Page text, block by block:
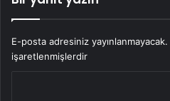
E-posta adresiniz yayınlanmayacak.
işaretlenmişlerdir